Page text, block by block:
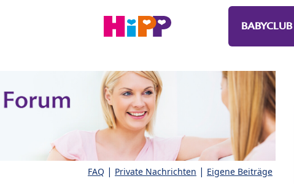
BABYCLUB
FAQ | Private Nachrichten | Eigene Beiträge